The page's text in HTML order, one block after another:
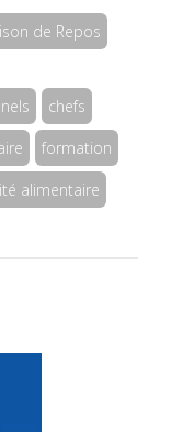
de Repos
chefs
formation
alimentaire